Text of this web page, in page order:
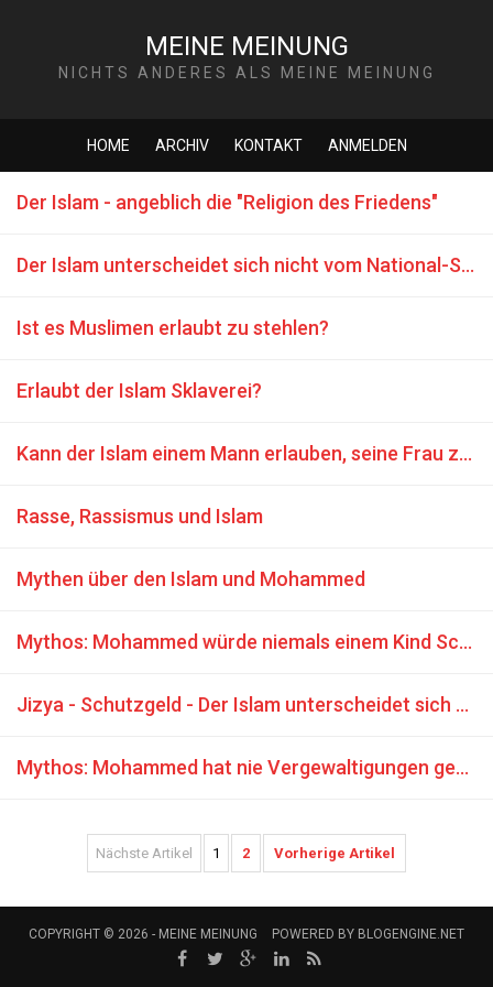
MEINE MEINUNG
NICHTS ANDERES ALS MEINE MEINUNG
HOME ARCHIV KONTAKT ANMELDEN
Der Islam - angeblich die "Religion des Friedens"
Der Islam unterscheidet sich nicht vom National-Sozialismus
Ist es Muslimen erlaubt zu stehlen?
Erlaubt der Islam Sklaverei?
Kann der Islam einem Mann erlauben, seine Frau zu schlagen?
Rasse, Rassismus und Islam
Mythen über den Islam und Mohammed
Mythos: Mohammed würde niemals einem Kind Schaden zufügen
Jizya - Schutzgeld - Der Islam unterscheidet sich nicht von der Mafia
Mythos: Mohammed hat nie Vergewaltigungen genehmigt
Nächste Artikel 1 2 Vorherige Artikel
COPYRIGHT © 2026 - MEINE MEINUNG POWERED BY BLOGENGINE.NET